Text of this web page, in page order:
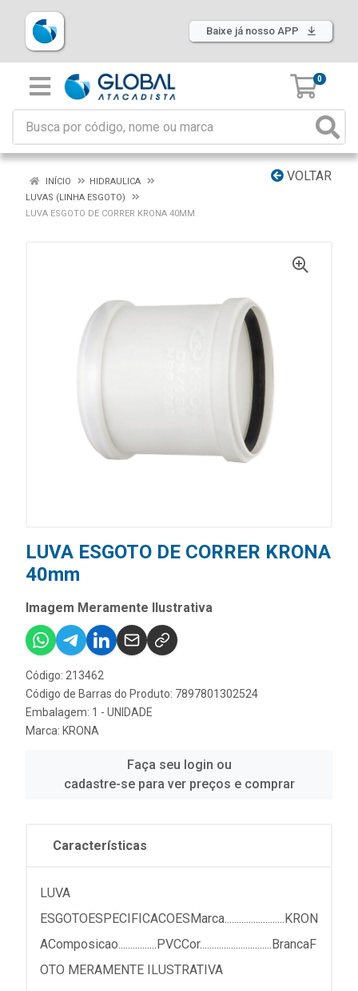
Baixe já nosso APP
0
VOLTAR
INÍCIO
HIDRAULICA
LUVAS (LINHA ESGOTO)
LUVA ESGOTO DE CORRER KRONA 40MM
LUVA ESGOTO DE CORRER KRONA
40mm
Imagem Meramente Ilustrativa
Código: 213462
Código de Barras do Produto: 7897801302524
Embalagem: 1 - UNIDADE
Marca: KRONA
Faça seu login ou
cadastre-se para ver preços e comprar
Características
LUVA
ESGOTOESPECIFICACOESMarca.........................KRON
AComposicao................PVCCor..............................BrancaF
OTO MERAMENTE ILUSTRATIVA